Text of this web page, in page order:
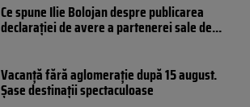
Ce spune Ilie Bolojan despre publicarea
declarației de avere a partenerei sale de...
Vacanță fără aglomerație după 15 august.
Șase destinații spectaculoase